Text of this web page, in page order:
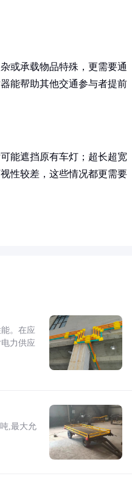
或承载物品特殊，更需要通
能帮助其他交通参与者提前
能遮挡原有车灯；超长超宽
性较差，这些情况都更需要
。在应
力供应
,最大允